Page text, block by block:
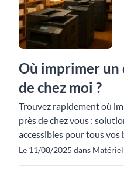
Où imprimer un
de chez moi ?
Trouvez rapidement où
près de chez vous :
accessibles pour tous
Le 11/08/2025 dans